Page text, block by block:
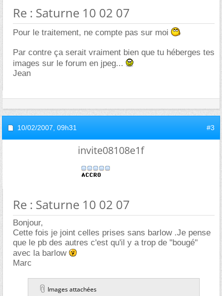
Re : Saturne 10 02 07
Pour le traitement, ne compte pas sur moi
Par contre ça serait vraiment bien que tu héberges tes
images sur le forum en jpeg...
Jean
10/02/2007, 09h31 #3
invite08108e1f
Re : Saturne 10 02 07
Bonjour,
Cette fois je joint celles prises sans barlow .Je pense
que le pb des autres c'est qu'il y a trop de "bougé"
avec la barlow
Marc
Images attachées